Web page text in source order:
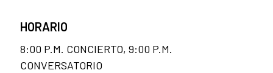
HORARIO
8:00 P.M. CONCIERTO, 9:00 P.M.
CONVERSATORIO